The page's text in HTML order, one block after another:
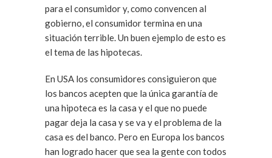
para el consumidor y, como convencen al
gobierno, el consumidor termina en una
situación terrible. Un buen ejemplo de esto es
el tema de las hipotecas.
En USA los consumidores consiguieron que
los bancos acepten que la única garantía de
una hipoteca es la casa y el que no puede
pagar deja la casa y se va y el problema de la
casa es del banco. Pero en Europa los bancos
han logrado hacer que sea la gente con todos